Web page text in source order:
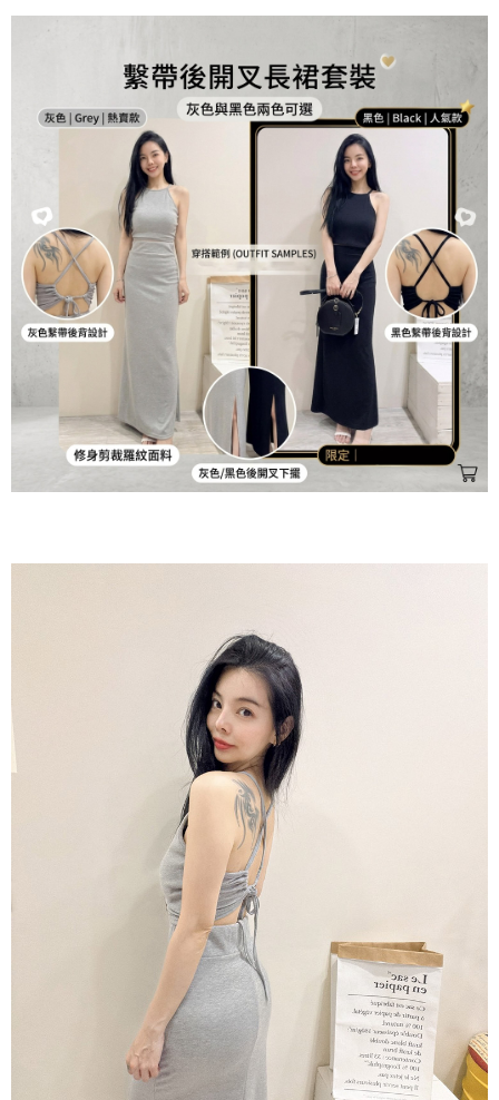
１．於結帳方式選擇「AFTEE先享後付」後，將跳轉至「AFTEE先享後付」
結帳頁面，進行簡訊認證並確認金額後，即可完成結帳。
２．訂單成立數日內，您將收到繳費通知簡訊。
３．收到繳費通知簡訊後14天內，點擊此簡訊中的連結，可透過四大超商／
ATM／網路銀行／等多元方式進行付款，方視為交易完成。
※ 請注意：結帳手續完成當下不需立刻繳費，但若您需要取消訂單，請聯絡
購買商品的店家。未經商家同意取消之訂單仍視為有效，需透過AFTEE先享
後付繳納相關費用。
※ 交易是否成功請以「AFTEE先享後付 」之結帳頁面顯示為準，若有關於
是否繳費成功／繳費後需取消欲退款等相關疑問，請聯繫「AFTEE先享後付
客戶支援中心」
https://netprotections.freshdesk.com/support/home
【注意事項】
１．透過由恩沛科技股份有限公司提供之「AFTEE先享後付」服務完成之交
易，需依本服務之必要範圍內提供個人資料，並將交易相關給付款項請求債
權轉讓予恩沛科技股份有限公司。
２．關於個人資料處理事宜，請瀏覽以下網址：
https://aftee.tw/terms/#terms3
３．未成年的使用者請事先徵得法定代理人或監護人之同意方可使用
「AFTEE先享後付」，若未經同意申辦者引起之損失，本公司不負相關責
４．使用「AFTEE先享後付」時，將依據個別帳號之用戶狀況，依本公司即
恩沛科技股份有限公司將有權停止該用戶之使用額度並採取法律行動。
付款後全家取貨
每筆NT$60，滿NT$800(含以上)免運費
每筆NT$60，滿NT$800(含以上)免運費
付款後7-11取貨
每筆NT$60，滿NT$800(含以上)免運費
郵局宅配
每筆NT$70，滿NT$1,500(含以上)免運費
每筆NT$100，滿NT$1,500(含以上)免運費
黑貓貨到付款
每筆NT$120，滿NT$2,000(含以上)免運費